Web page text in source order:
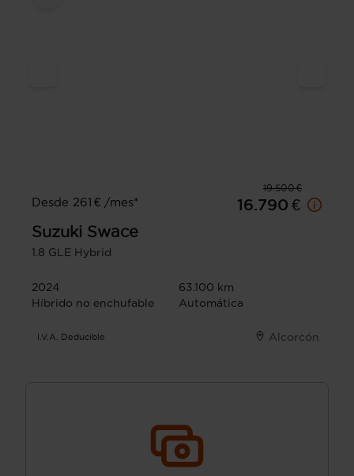
19.500 €
Desde 261 € /mes*
16.790 €
Suzuki Swace
1.8 GLE Hybrid
2024
63.100 km
Híbrido no enchufable
Automática
I.V.A. Deducible Alcorcón